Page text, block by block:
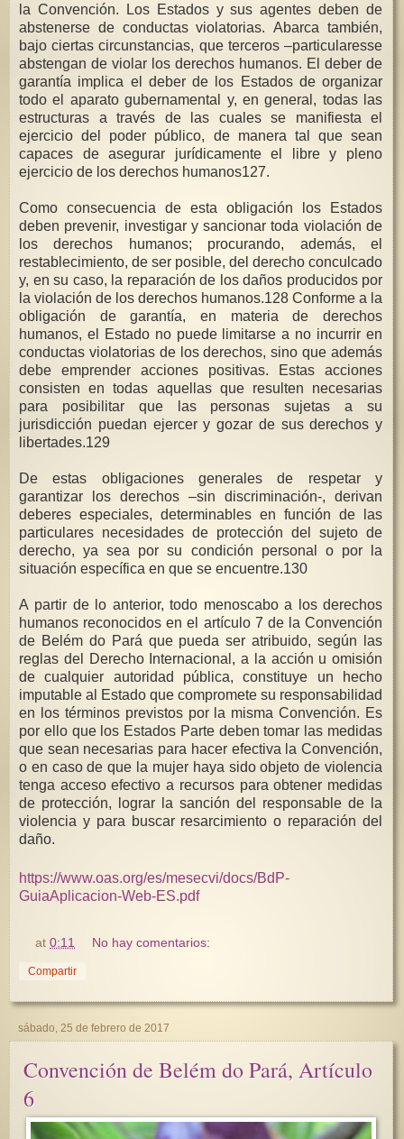
la Convención. Los Estados y sus agentes deben de
abstenerse de conductas violatorias. Abarca también,
bajo ciertas circunstancias, que terceros –particularesse
abstengan de violar los derechos humanos. El deber de
garantía implica el deber de los Estados de organizar
todo el aparato gubernamental y, en general, todas las
estructuras a través de las cuales se manifiesta el
ejercicio del poder público, de manera tal que sean
capaces de asegurar jurídicamente el libre y pleno
ejercicio de los derechos humanos127.
Como consecuencia de esta obligación los Estados
deben prevenir, investigar y sancionar toda violación de
los derechos humanos; procurando, además, el
restablecimiento, de ser posible, del derecho conculcado
y, en su caso, la reparación de los daños producidos por
la violación de los derechos humanos.128 Conforme a la
obligación de garantía, en materia de derechos
humanos, el Estado no puede limitarse a no incurrir en
conductas violatorias de los derechos, sino que además
debe emprender acciones positivas. Estas acciones
consisten en todas aquellas que resulten necesarias
para posibilitar que las personas sujetas a su
jurisdicción puedan ejercer y gozar de sus derechos y
libertades.129
De estas obligaciones generales de respetar y
garantizar los derechos –sin discriminación-, derivan
deberes especiales, determinables en función de las
particulares necesidades de protección del sujeto de
derecho, ya sea por su condición personal o por la
situación específica en que se encuentre.130
A partir de lo anterior, todo menoscabo a los derechos
humanos reconocidos en el artículo 7 de la Convención
de Belém do Pará que pueda ser atribuido, según las
reglas del Derecho Internacional, a la acción u omisión
de cualquier autoridad pública, constituye un hecho
imputable al Estado que compromete su responsabilidad
en los términos previstos por la misma Convención. Es
por ello que los Estados Parte deben tomar las medidas
que sean necesarias para hacer efectiva la Convención,
o en caso de que la mujer haya sido objeto de violencia
tenga acceso efectivo a recursos para obtener medidas
de protección, lograr la sanción del responsable de la
violencia y para buscar resarcimiento o reparación del
daño.
https://www.oas.org/es/mesecvi/docs/BdP-
GuiaAplicacion-Web-ES.pdf
at0:11 No hay comentarios:
Compartir
sábado, 25 de febrero de 2017
Convención de Belém do Pará, Artículo
6